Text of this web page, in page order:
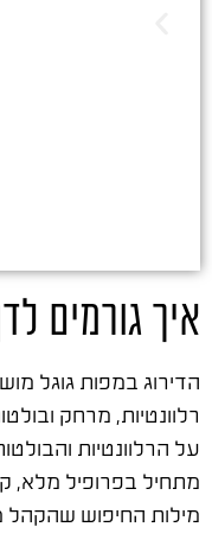
איך גורמים
הדירוג במפות גוגל
רלוונטיות, מרחק
על הרלוונטיות
מתחיל בפרופיל מלא,
מילות החיפוש שהקהל